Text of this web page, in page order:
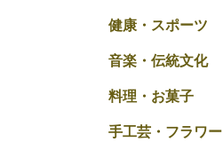
健康・スポーツ
音楽・伝統文化
料理・お菓子
手工芸・フラワー